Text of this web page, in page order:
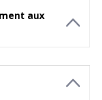
aux